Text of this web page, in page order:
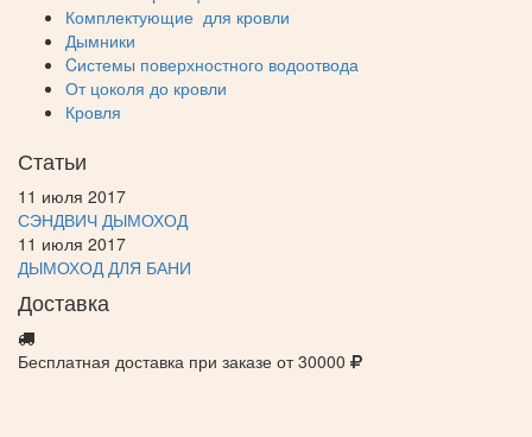
Комплектующие для кровли
Дымники
Cистемы поверхностного водоотвода
От цоколя до кровли
Кровля
Статьи
11 июля 2017
СЭНДВИЧ ДЫМОХОД
11 июля 2017
ДЫМОХОД ДЛЯ БАНИ
Доставка
Бесплатная доставка при заказе от 30000